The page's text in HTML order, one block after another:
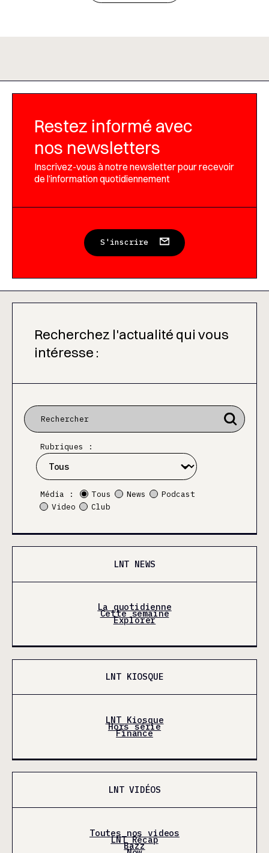
Restez informé avec
nos newsletters
Inscrivez-vous à notre newsletter pour recevoir
de l’information quotidiennement
S'inscrire
Recherchez l'actualité qui vous
intéresse :
Rubriques :
Média : Tous News
Podcast
Video
Club
LNT NEWS
La quotidienne
Cette semaine
Explorer
LNT KIOSQUE
LNT Kiosque
Hors série
Finance
LNT VIDÉOS
Toutes nos videos
LNT Récap
Bazz